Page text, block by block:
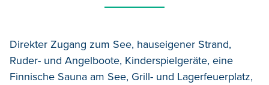
Direkter Zugang zum See, hauseigener Strand,
Ruder- und Angelboote, Kinderspielgeräte, eine
Finnische Sauna am See, Grill- und Lagerfeuerplatz,